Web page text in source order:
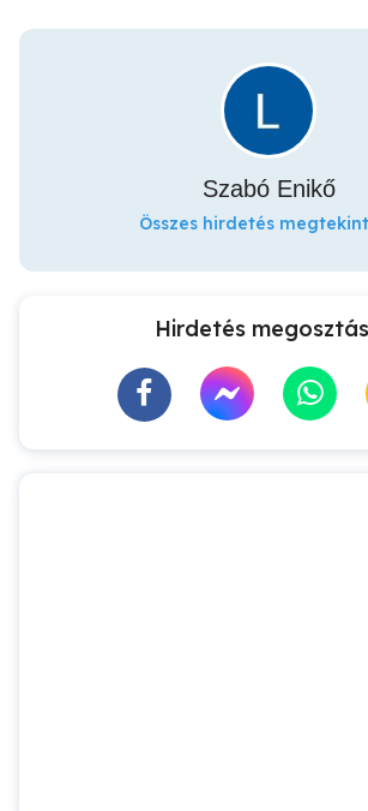
Szabó Enikő
Összes hirdetés
Hirdetés